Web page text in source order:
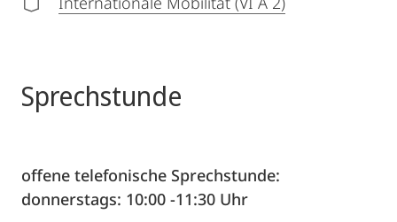
Sprechstunde
offene telefonische Sprechstunde:
donnerstags: 10:00 -11:30 Uhr